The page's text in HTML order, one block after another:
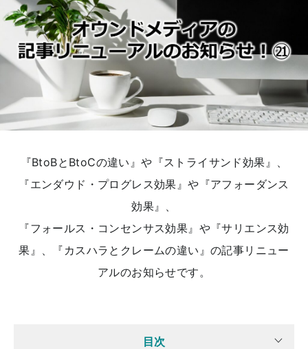
『BtoBとBtoCの違い』や『ストライサンド効果』、
『エンダウド・プログレス効果』や『アフォーダンス
効果』、
『フォールス・コンセンサス効果』や『サリエンス効
果』、『カスハラとクレームの違い』の記事リニュー
アルのお知らせです。
目次